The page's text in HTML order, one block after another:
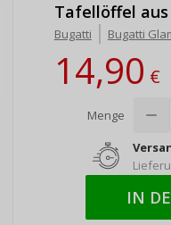
Tafellöffel
Bugatti Bugatti
14,90€
Menge
IN